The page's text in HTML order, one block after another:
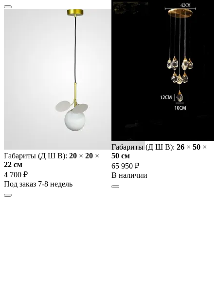
Габариты (Д Ш В): 20 × 20 ×
22 cм
4 700 ₽
Под заказ 7-8 недель
Габариты (Д Ш В): 26 × 50 ×
50 cм
65 950 ₽
В наличии